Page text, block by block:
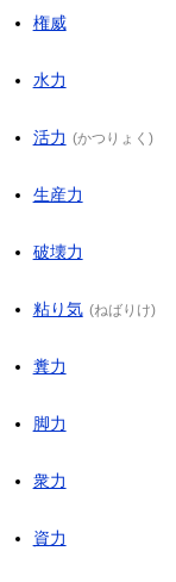
権威
水力
活力 (かつりょく )
生産力
破壊力
粘り気 (ねばりけ)
糞力
脚力
衆力
資力